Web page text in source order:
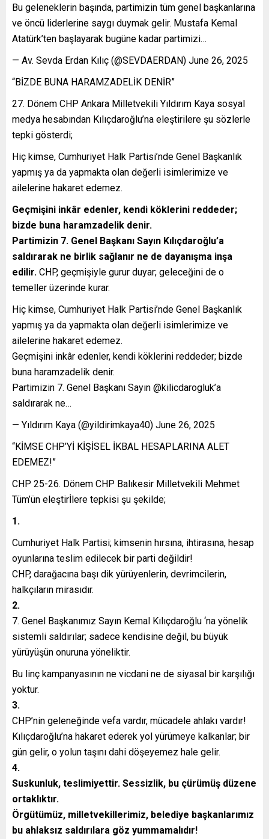
Bu geleneklerin başında, partimizin tüm genel başkanlarına
ve öncü liderlerine saygı duymak gelir. Mustafa Kemal
Atatürk’ten başlayarak bugüne kadar partimizi…
— Av. Sevda Erdan Kılıç (@SEVDAERDAN) June 26, 2025
“BİZDE BUNA HARAMZADELİK DENİR”
27. Dönem CHP Ankara Milletvekili Yıldırım Kaya sosyal
medya hesabından Kılıçdaroğlu’na eleştirilere şu sözlerle
tepki gösterdi;
Hiç kimse, Cumhuriyet Halk Partisi’nde Genel Başkanlık
yapmış ya da yapmakta olan değerli isimlerimize ve
ailelerine hakaret edemez.
Geçmişini inkâr edenler, kendi köklerini reddeder;
bizde buna haramzadelik denir.
Partimizin 7. Genel Başkanı Sayın Kılıçdaroğlu’a
saldırarak ne birlik sağlanır ne de dayanışma inşa
edilir. CHP, geçmişiyle gurur duyar; geleceğini de o
temeller üzerinde kurar.
Hiç kimse, Cumhuriyet Halk Partisi’nde Genel Başkanlık
yapmış ya da yapmakta olan değerli isimlerimize ve
ailelerine hakaret edemez.
Geçmişini inkâr edenler, kendi köklerini reddeder; bizde
buna haramzadelik denir.
Partimizin 7. Genel Başkanı Sayın @kilicdarogluk’a
saldırarak ne…
— Yıldırım Kaya (@yildirimkaya40) June 26, 2025
“KİMSE CHP’Yİ KİŞİSEL İKBAL HESAPLARINA ALET
EDEMEZ!”
CHP 25-26. Dönem CHP Balıkesir Milletvekili Mehmet
Tüm’ün eleştirİlere tepkisi şu şekilde;
1.
Cumhuriyet Halk Partisi; kimsenin hırsına, ihtirasına, hesap
oyunlarına teslim edilecek bir parti değildir!
CHP, darağacına başı dik yürüyenlerin, devrimcilerin,
halkçıların mirasıdır.
2.
7. Genel Başkanımız Sayın Kemal Kılıçdaroğlu ‘na yönelik
sistemli saldırılar; sadece kendisine değil, bu büyük
yürüyüşün onuruna yöneliktir.
Bu linç kampanyasının ne vicdani ne de siyasal bir karşılığı
yoktur.
3.
CHP’nin geleneğinde vefa vardır, mücadele ahlakı vardır!
Kılıçdaroğlu’na hakaret ederek yol yürümeye kalkanlar; bir
gün gelir, o yolun taşını dahi döşeyemez hale gelir.
4.
Suskunluk, teslimiyettir. Sessizlik, bu çürümüş düzene
ortaklıktır.
Örgütümüz, milletvekillerimiz, belediye başkanlarımız
bu ahlaksız saldırılara göz yummamalıdır!